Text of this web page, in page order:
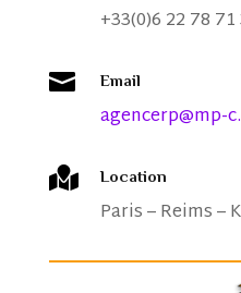
+33(0)6 22 78 71
 Email
agencerp@mp-
 Location
Paris – Reims –